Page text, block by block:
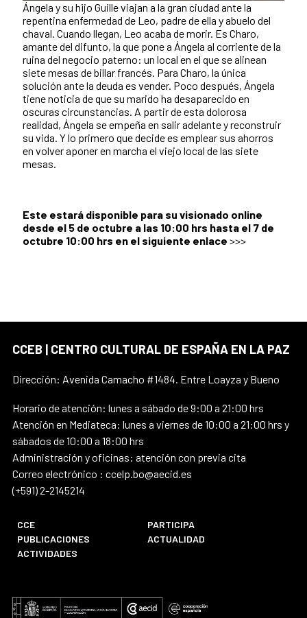
Ángela y su hijo Guille viajan a la gran ciudad ante la
repentina enfermedad de Leo, padre de ella y abuelo del
chaval. Cuando llegan, Leo acaba de morir. Es Charo,
amante del difunto, la que pone a Ángela al corriente de la
ruina del negocio paterno: un local en el que se alinean
siete mesas de billar francés. Para Charo, la única
solución ante la deuda es vender. Poco después, Ángela
tiene noticia de que su marido ha desaparecido en
oscuras circunstancias. A partir de esta dolorosa
realidad, Ángela se empeña en salir adelante y reconstruir
su vida. Y lo primero que decide es emplear sus ahorros
en volver aponer en marcha el viejo local de las siete
mesas.
Este estará disponible para su visionado online
desde el 5 de octubre a las 10:00 hrs hasta el 7 de
octubre 10:00 hrs en el siguiente enlace >>>
CCEB | CENTRO CULTURAL DE ESPAÑA EN LA PAZ
Dirección: Avenida Camacho #1484. Entre Loayza y Bueno
Horario de atención: lunes a sábado de 9:00 a 21:00 hrs
Atención en Mediateca: lunes a viernes de 10:00 a 21:00 hrs y
sábados de 10:00 a 18:00 hrs
Administración y oficinas: atención con previa cita
Correo electrónico : ccelp.bo@aecid.es
(+591) 2-2145214
CCE
PARTICIPA
PUBLICACIONES
ACTUALIDAD
ACTIVIDADES